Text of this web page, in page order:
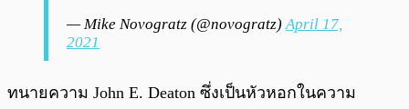
— Mike Novogratz (@novogratz)April 17,
2021
ทนายความ John E. Deaton ซึ่งเป็นหัวหอกในความ